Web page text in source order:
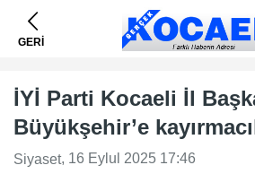
GERİ
İYİ Parti Kocaeli İl
Büyükşehir’e
Siyaset, 16 Eylul 2025 17:46